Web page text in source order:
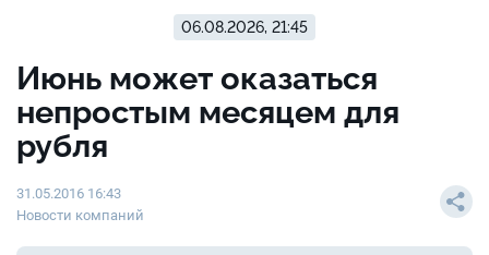
06.08.2026, 21:45
Июнь может оказаться
непростым месяцем для
рубля
31.05.2016 16:43
Новости компаний